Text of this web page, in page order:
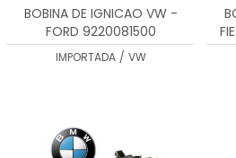
BOBINA DE IGNICAO VW -
FORD 9220081500
IMPORTADA / VW